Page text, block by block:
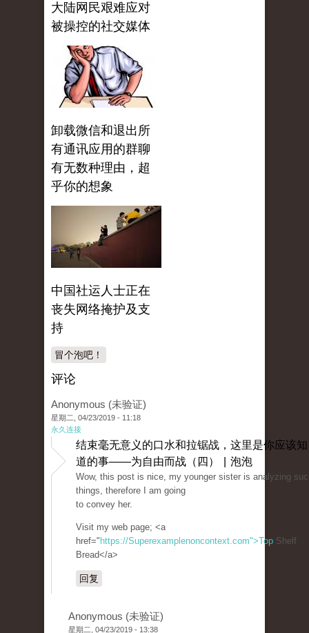
大陆网民艰难应对
被操控的社交媒体
卸载微信和退出所
有通讯应用的群聊
有无数种理由，超
乎你的想象
中国社运人士正在
丧失网络掩护及支
持
冒个泡吧！
评论
Anonymous (未验证)
星期二, 04/23/2019 - 11:18
永久连接
结束毫无意义的口水和拉锯战，这里是你应该知
道的事——为自由而战（四） | 泡泡
Wow, this post is nice, my younger sister is analyzing
things, therefore I am going
to convey her.
Visit my web page; <a
href=" https://Superexamplenoncontext.com">Top Shelf
Bread</a>
回复
Anonymous (未验证)
星期二, 04/23/2019 - 13:38